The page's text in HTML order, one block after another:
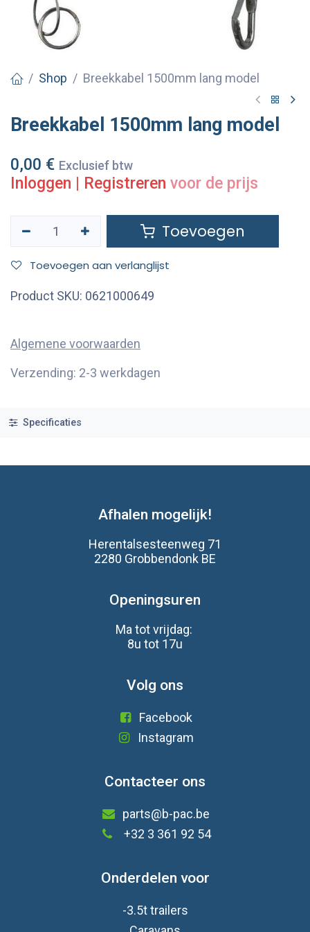
Shop Breekkabel 1500mm lang model
Breekkabel 1500mm lang model
0,00 € Exclusief btw
Inloggen Registreren voor de prijs
Toevoegen
Toevoegen aan verlanglijst
Product SKU: 0621000649
Algemene voorwaarden
Verzending: 2-3 werkdagen
Specificaties
Afhalen mogelijk!
Herentalsesteenweg 71
2280 Grobbendonk BE
Openingsuren
Ma tot vrijdag:
8u tot 17u
Volg ons
Facebook
Instagram
Contacteer ons
parts@b-pac.be
+32 3 361 92 54
Onderdelen voor
-3.5t trailers